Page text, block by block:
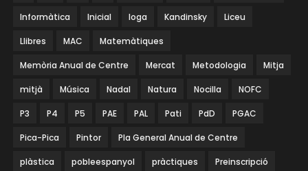
Informàtica Inicial Ioga Kandinsky Liceu
Llibres MAC Matemàtiques
Memòria Anual de Centre Mercat Metodologia Mitja
mitjà Música Nadal Natura Nocilla NOFC
P3 P4 P5 PAE PAL Pati PdD PGAC
Pica-Pica Pintor Pla General Anual de Centre
plàstica pobleespanyol pràctiques Preinscripció